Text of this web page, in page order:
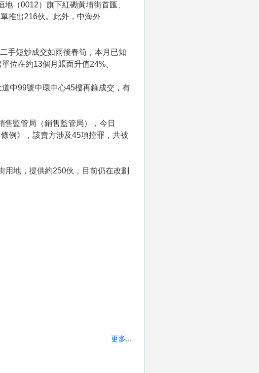
（0012）旗下紅磡黃埔街首匯、
推出216伙。此外，中海外
手短炒成交如雨後春筍，本月已知
位在約13個月賬面升值24%。
中99號中環中心45樓再錄成交，有
售監管局（銷售監管局），今日
例》，該賣方涉及45項控罪，共被
用地，提供約250伙，目前仍在改劃
更多...